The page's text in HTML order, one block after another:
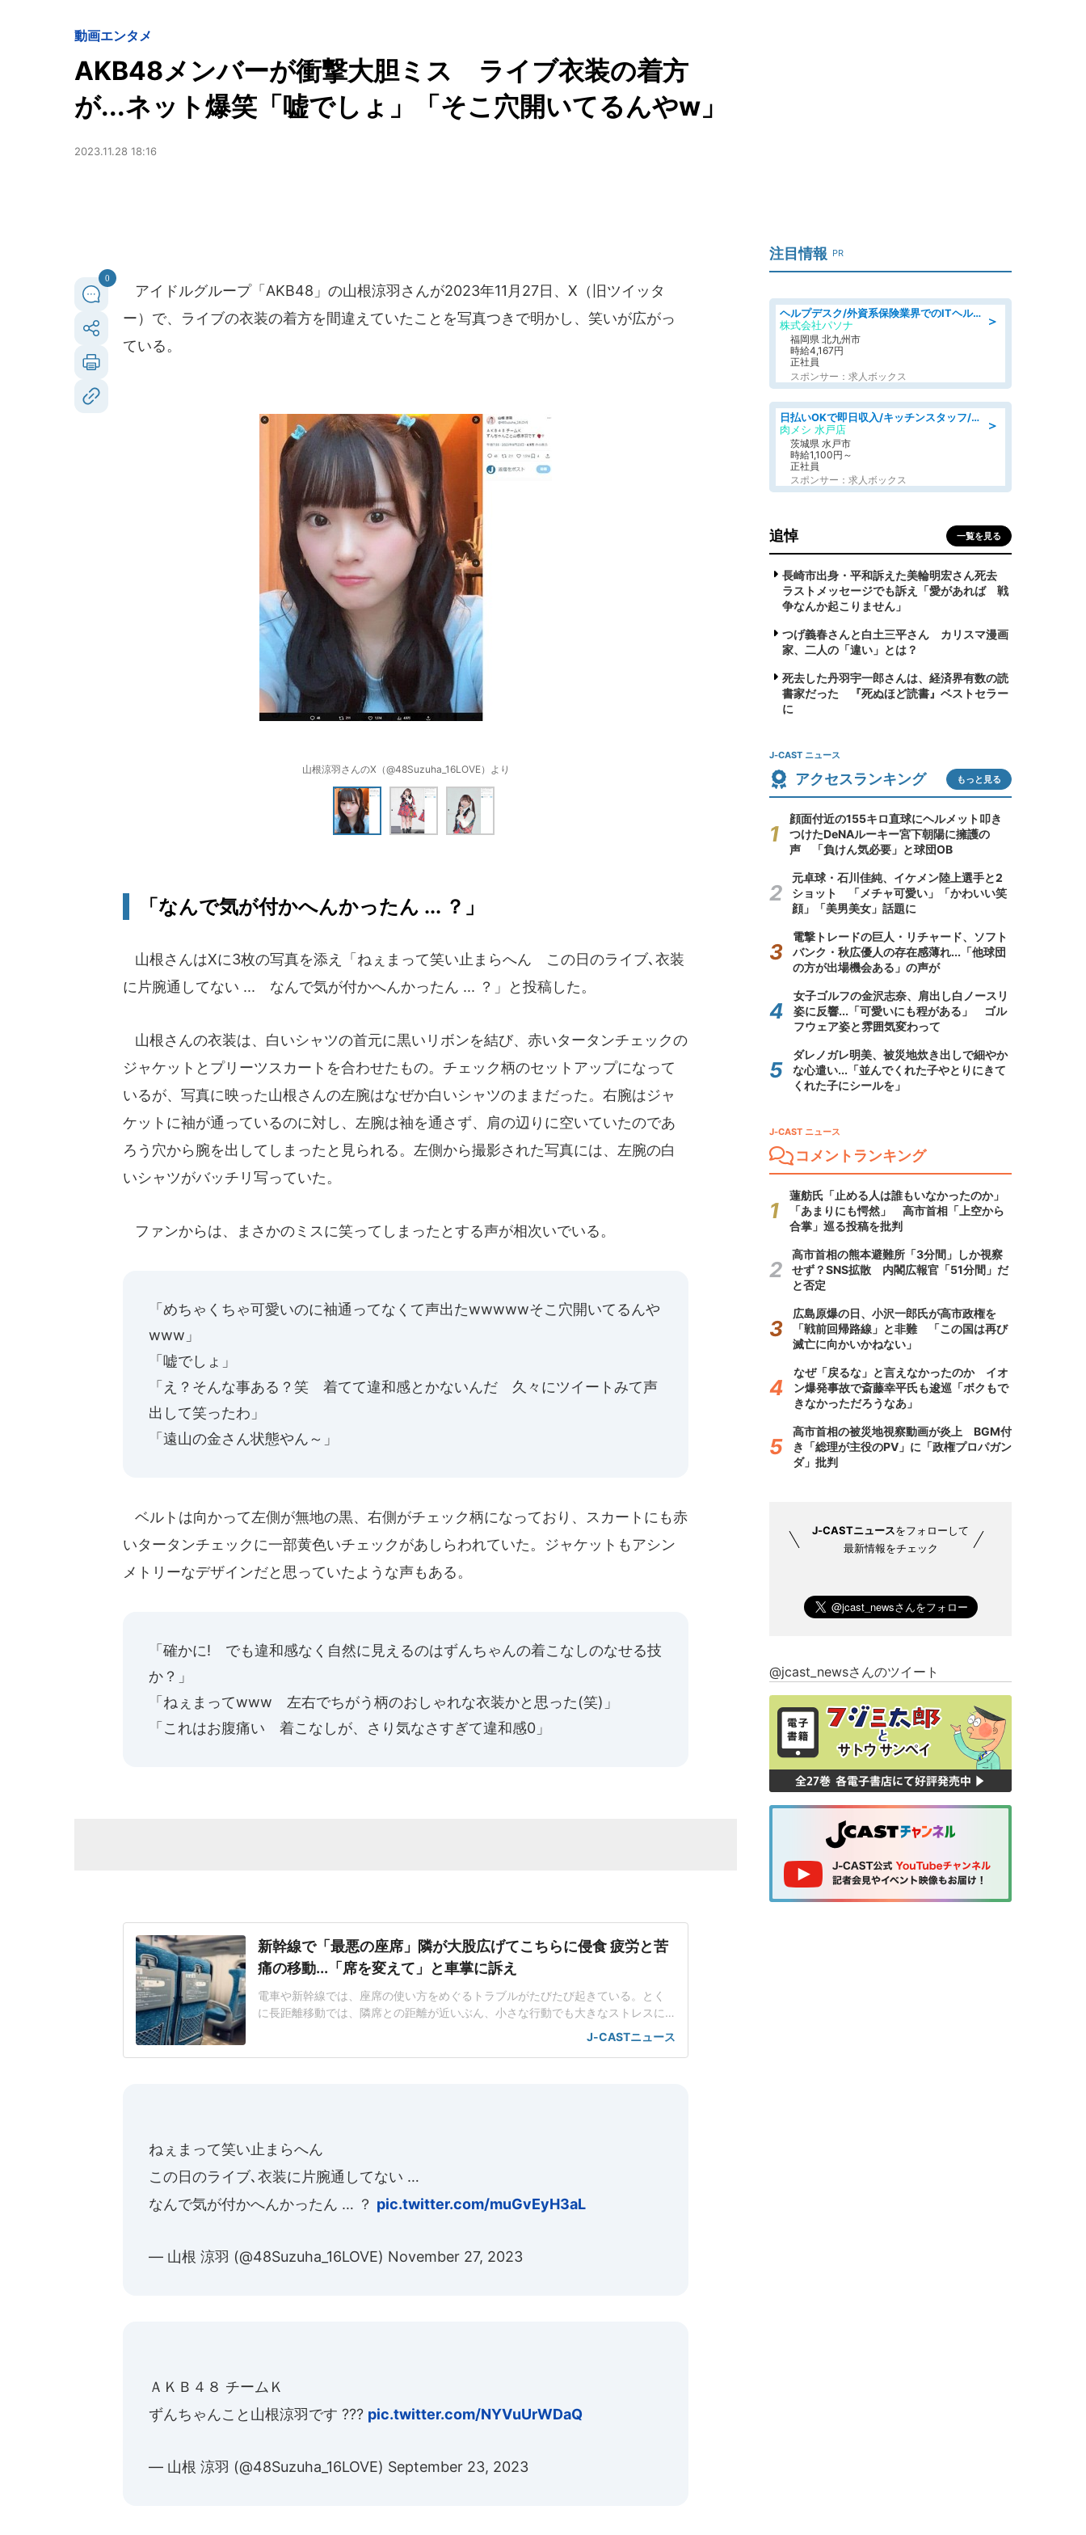
動画エンタメ
AKB48メンバーが衝撃大胆ミス ライブ衣装の着方
が...ネット爆笑「嘘でしょ」「そこ穴開いてるんやw」
2023.11.28 18:16
0
アイドルグループ「AKB48」の山根涼羽さんが2023年11月27日、X（旧ツイッタ
ー）で、ライブの衣装の着方を間違えていたことを写真つきで明かし、笑いが広がっ
ている。
山根涼羽さんのX（@48Suzuha_16LOVE）より
「なんで気が付かへんかったん ... ？」
山根さんはXに3枚の写真を添え「ねぇまって笑い止まらへん この日のライブ､衣装
に片腕通してない ... なんで気が付かへんかったん ... ？」と投稿した。
山根さんの衣装は、白いシャツの首元に黒いリボンを結び、赤いタータンチェックの
ジャケットとプリーツスカートを合わせたもの。チェック柄のセットアップになって
いるが、写真に映った山根さんの左腕はなぜか白いシャツのままだった。右腕はジャ
ケットに袖が通っているのに対し、左腕は袖を通さず、肩の辺りに空いていたのであ
ろう穴から腕を出してしまったと見られる。左側から撮影された写真には、左腕の白
いシャツがバッチリ写っていた。
ファンからは、まさかのミスに笑ってしまったとする声が相次いでいる。
「めちゃくちゃ可愛いのに袖通ってなくて声出たwwwwwそこ穴開いてるんや
www」
「嘘でしょ」
「え？そんな事ある？笑 着てて違和感とかないんだ 久々にツイートみて声
出して笑ったわ」
「遠山の金さん状態やん～」
ベルトは向かって左側が無地の黒、右側がチェック柄になっており、スカートにも赤
いタータンチェックに一部黄色いチェックがあしらわれていた。ジャケットもアシン
メトリーなデザインだと思っていたような声もある。
「確かに! でも違和感なく自然に見えるのはずんちゃんの着こなしのなせる技
か？」
「ねぇまってwww 左右でちがう柄のおしゃれな衣装かと思った(笑)」
「これはお腹痛い 着こなしが、さり気なさすぎて違和感0」
新幹線で「最悪の座席」隣が大股広げてこちらに侵食 疲労と苦
痛の移動...「席を変えて」と車掌に訴え
電車や新幹線では、座席の使い方をめぐるトラブルがたびたび起きている。とく
に長距離移動では、隣席との距離が近いぶん、小さな行動でも大きなストレスに
つながることがある。都内在住の中村彩名さん(仮名・30代)は、関西方面から東
京に向かう新幹線で、思わぬ出来事に直面した。不自然な姿勢で移動する羽目に
J-CASTニュース
ねぇまって笑い止まらへん
この日のライブ､衣装に片腕通してない …
なんで気が付かへんかったん … ？ pic.twitter.com/muGvEyH3aL
— 山根 涼羽 (@48Suzuha_16LOVE) November 27, 2023
ＡＫＢ４８ チームＫ
ずんちゃんこと山根涼羽です ??? pic.twitter.com/NYVuUrWDaQ
— 山根 涼羽 (@48Suzuha_16LOVE) September 23, 2023
注目情報 PR
＞
ヘルプデスク/外資系保険業界でのITヘルプデスク業務/駅近/即日勤務可/ヘルプデスク
株式会社パソナ
福岡県 北九州市
時給4,167円
正社員
スポンサー：求人ボックス
＞
日払いOKで即日収入/キッチンスタッフ/「原付免許必須」デリバリー業務など、自己成長可能な幅広い仕事に挑戦!髪型自由&ピアス・ネイルOK/茨城県/水戸市
肉メシ 水戸店
茨城県 水戸市
時給1,100円～
正社員
スポンサー：求人ボックス
追悼 一覧を見る
長崎市出身・平和訴えた美輪明宏さん死去
ラストメッセージでも訴え「愛があれば 戦
争なんか起こりません」
つげ義春さんと白土三平さん カリスマ漫画
家、二人の「違い」とは？
死去した丹羽宇一郎さんは、経済界有数の読
書家だった 『死ぬほど読書』ベストセラー
に
J-CAST ニュース
アクセスランキング もっと見る
顔面付近の155キロ直球にヘルメット叩き
つけたDeNAルーキー宮下朝陽に擁護の
声 「負けん気必要」と球団OB
元卓球・石川佳純、イケメン陸上選手と2
ショット 「メチャ可愛い」「かわいい笑
顔」「美男美女」話題に
電撃トレードの巨人・リチャード、ソフト
バンク・秋広優人の存在感薄れ...「他球団
の方が出場機会ある」の声が
女子ゴルフの金沢志奈、肩出し白ノースリ
姿に反響...「可愛いにも程がある」 ゴル
フウェア姿と雰囲気変わって
ダレノガレ明美、被災地炊き出しで細やか
な心遣い...「並んでくれた子やとりにきて
くれた子にシールを」
J-CAST ニュース
コメントランキング
蓮舫氏「止める人は誰もいなかったのか」
「あまりにも愕然」 高市首相「上空から
合掌」巡る投稿を批判
高市首相の熊本避難所「3分間」しか視察
せず？SNS拡散 内閣広報官「51分間」だ
と否定
広島原爆の日、小沢一郎氏が高市政権を
「戦前回帰路線」と非難 「この国は再び
滅亡に向かいかねない」
なぜ「戻るな」と言えなかったのか イオ
ン爆発事故で斎藤幸平氏も逡巡「ボクもで
きなかっただろうなあ」
高市首相の被災地視察動画が炎上 BGM付
き「総理が主役のPV」に「政権プロパガン
ダ」批判
J-CASTニュースをフォローして
最新情報をチェック
@jcast_newsさんのツイート